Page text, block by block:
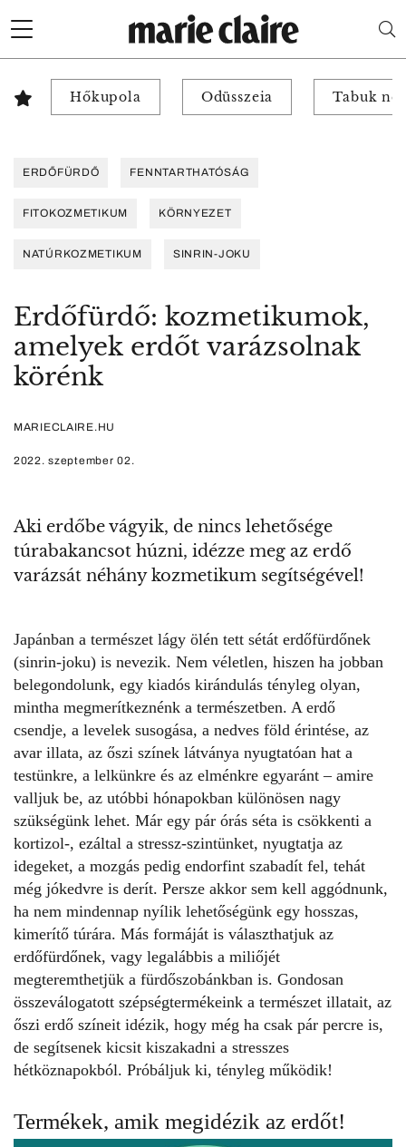
Hőkupola Odüsszeia Tabuk
ERDŐFÜRDŐ FENNTARTHATÓSÁG
FITOKOZMETIKUM KÖRNYEZET
NATÚRKOZMETIKUM SINRIN-JOKU
Erdőfürdő: kozmetikumok,
amelyek erdőt varázsolnak
körénk
MARIECLAIRE.HU
2022. szeptember 02.
Aki erdőbe vágyik, de nincs lehetősége
túrabakancsot húzni, idézze meg az erdő
varázsát néhány kozmetikum segítségével!
Japánban a természet lágy ölén tett sétát erdőfürdőnek
(sinrin-joku) is nevezik. Nem véletlen, hiszen ha jobban
belegondolunk, egy kiadós kirándulás tényleg olyan,
mintha megmerítkeznénk a természetben. Aerdő
csendje, a levelek susogása, a nedves föld érintése, az
avar illata, az őszi színek látványa nyugtatóan hat a
testünkre, a lelkünkre és az elménkre egyaránt – amire
valljuk be, az utóbbi hónapokban különösen nagy
szükségünk lehet. Már egy pár órás séta is csökkenti a
kortizol-, ezáltal a stressz-szintünket, nyugtatja az
idegeket, a mozgás pedig endorfint szabadít fel, tehát
még jókedvre is derít. Persze akkor sem kell aggódnunk,
ha nem mindennap nyílik lehetőségünk egy hosszas,
kimerítő túrára. Más formáját is választhatjuk az
erdőfürdőnek, vagy legalábbis a miliőjét
megteremthetjük a fürdőszobánkban is. Gondosan
összeválogatott szépségtermékeink a természet illatait, az
őszi erdő színeit idézik, hogy még ha csak pár percre is,
de segítsenek kicsit kiszakadni a stresszes
hétköznapokból. Próbáljuk ki, tényleg működik!
Termékek, amik megidézik az erdőt!